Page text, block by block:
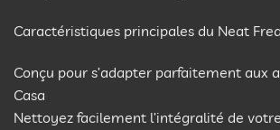
Caractéristiques principales du Neat
Conçu pour s’adapter parfaitement aux
Casa
Nettoyez facilement l’intégralité de